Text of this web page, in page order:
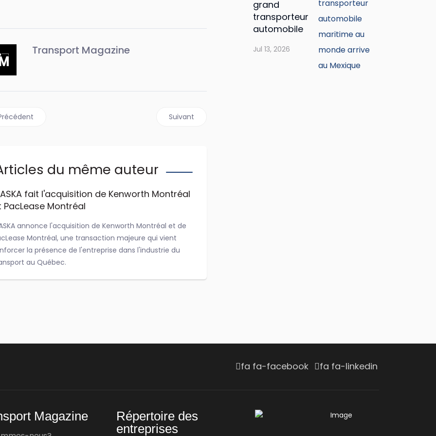
Transport Magazine
précédent : Chevrolet abandonne sa ligne Medium DutyArticle suivant : Un constat positif pour les premiers jours du nouveau réseau
Suivant
du même auteur
fait l'acquisition de Kenworth Montréal
PacLease Montréal
annonce l'acquisition de Kenworth Montréal et de
Montréal, une transaction majeure qui vient
la présence de l'entreprise dans l'industrie du
au Québec.
26, 2026
grand
transporteur
automobile
monde
Jul 13, 2026
fa fa-facebook fa fa-linkedin
Magazine
Répertoire des
entreprises